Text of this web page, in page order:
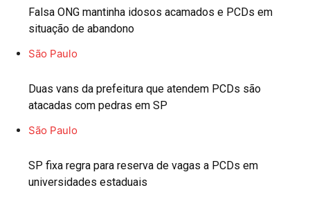
Falsa ONG mantinha idosos acamados e PCDs em
situação de abandono
São Paulo
Duas vans da prefeitura que atendem PCDs são
atacadas com pedras em SP
São Paulo
SP fixa regra para reserva de vagas a PCDs em
universidades estaduais